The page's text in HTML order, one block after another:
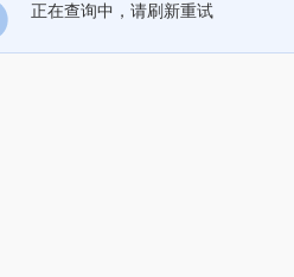
正在查询中，请刷新重试